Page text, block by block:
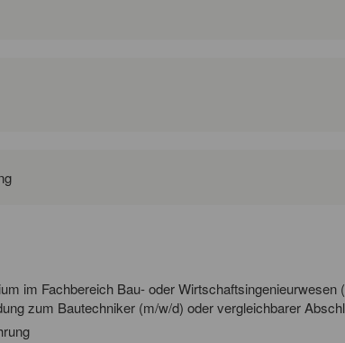
im Fachbereich Bau- oder Wirtschaftsingenieurwesen
zum Bautechniker (m/w/d) oder vergleichbarer